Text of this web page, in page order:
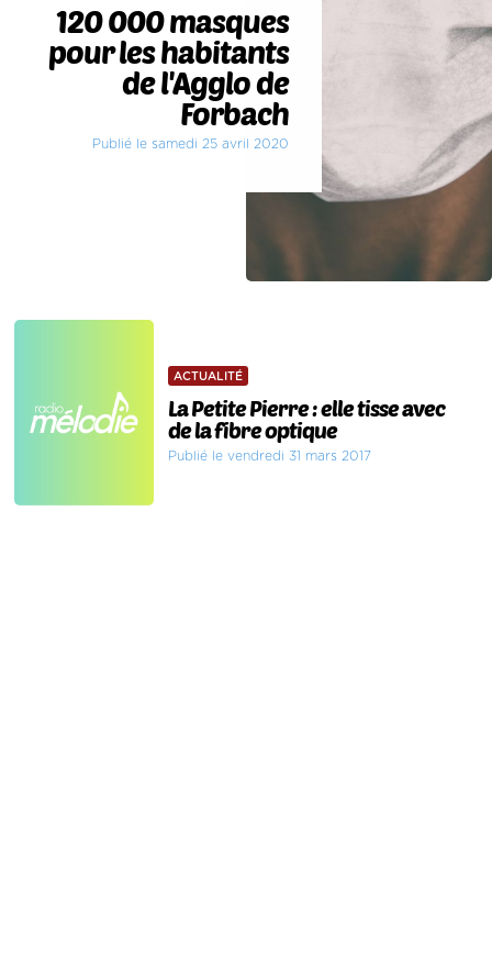
120 000 masques
pour les habitants
de l'Agglo de
Forbach
Publié le samedi 25 avril 2020
ACTUALITÉ
La Petite Pierre : elle tisse avec
de la fibre optique
Publié le vendredi 31 mars 2017